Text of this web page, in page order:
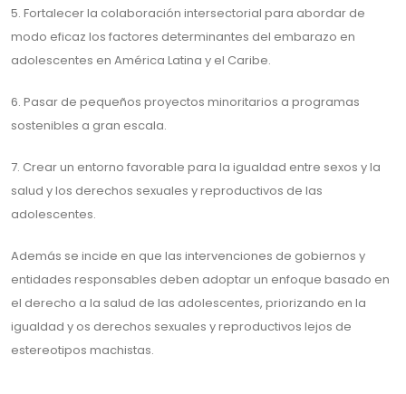
5. Fortalecer la colaboración intersectorial para abordar de
modo eficaz los factores determinantes del embarazo en
adolescentes en América Latina y el Caribe.
6. Pasar de pequeños proyectos minoritarios a programas
sostenibles a gran escala.
7. Crear un entorno favorable para la igualdad entre sexos y la
salud y los derechos sexuales y reproductivos de las
adolescentes.
Además se incide en que las intervenciones de gobiernos y
entidades responsables deben adoptar un enfoque basado en
el derecho a la salud de las adolescentes, priorizando en la
igualdad y os derechos sexuales y reproductivos lejos de
estereotipos machistas.